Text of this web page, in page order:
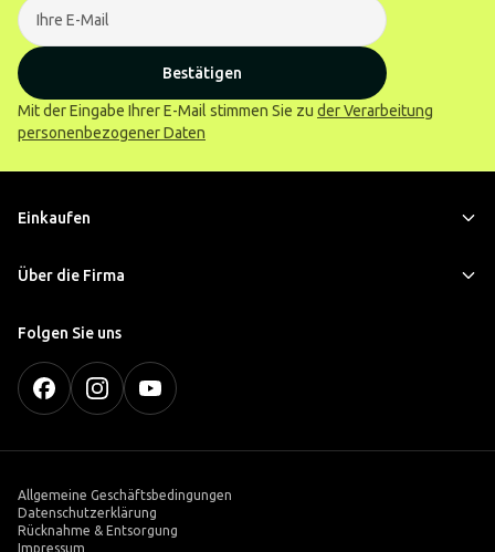
Bestätigen
Mit der Eingabe Ihrer E-Mail stimmen Sie zu der Verarbeitung
personenbezogener Daten
Einkaufen
Über die Firma
Folgen Sie uns
Allgemeine Geschäftsbedingungen
Datenschutzerklärung
Rücknahme & Entsorgung
Impressum